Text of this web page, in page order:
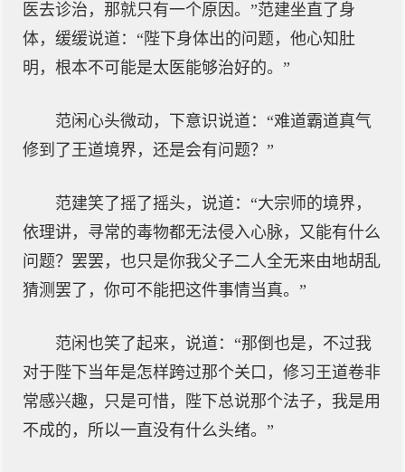
医去诊治，那就只有一个原因。”范建坐直了身
体，缓缓说道：“陛下身体出的问题，他心知肚
明，根本不可能是太医能够治好的。”
范闲心头微动，下意识说道：“难道霸道真气
修到了王道境界，还是会有问题？”
范建笑了摇了摇头，说道：“大宗师的境界，
依理讲，寻常的毒物都无法侵入心脉，又能有什么
问题？罢罢，也只是你我父子二人全无来由地胡乱
猜测罢了，你可不能把这件事情当真。”
范闲也笑了起来，说道：“那倒也是，不过我
对于陛下当年是怎样跨过那个关口，修习王道卷非
常感兴趣，只是可惜，陛下总说那个法子，我是用
不成的，所以一直没有什么头绪。”